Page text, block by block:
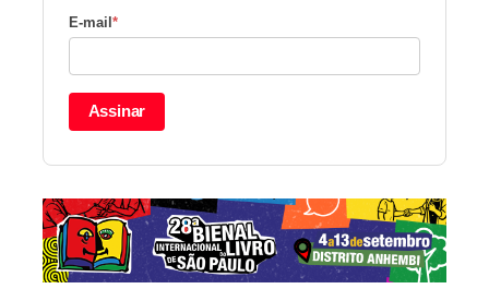
E-mail *
Assinar